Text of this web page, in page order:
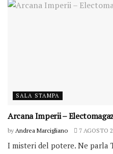
SALA STAMPA
Arcana Imperii –
by Andrea Marcigliano 7 AGOSTO
I misteri del potere. Ne parla